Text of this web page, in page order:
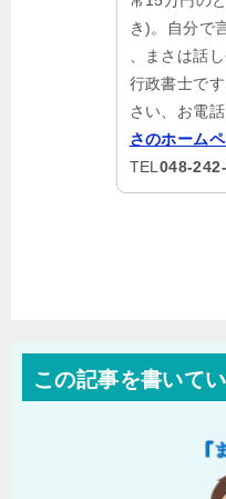
き)。自分で
、まさは話
行政書士で
さい、お電
さのホーム
TEL 048-
この記事を書いて